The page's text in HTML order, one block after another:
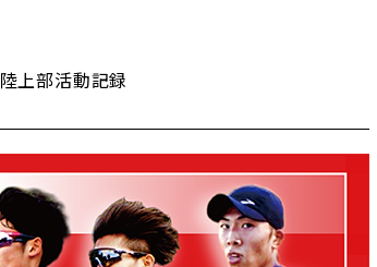
陸上部活動記録